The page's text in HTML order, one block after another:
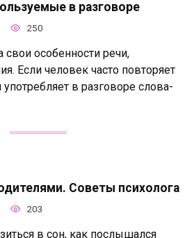
в разговоре
250
особенности речи,
Если человек часто повторяет
в разговоре слова-
Советы психолога
203
в сон, как послышался